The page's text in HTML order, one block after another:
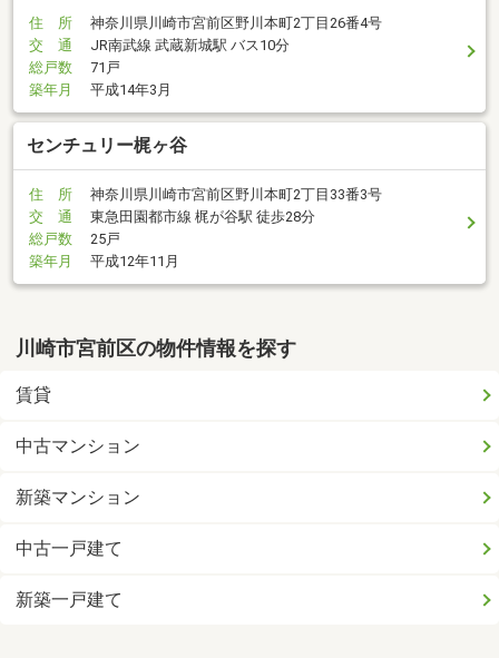
住 所
神奈川県川崎市宮前区野川本町2丁目26番4号
交 通
JR南武線 武蔵新城駅 バス10分
総戸数
71戸
築年月
平成14年3月
センチュリー梶ヶ谷
住 所
神奈川県川崎市宮前区野川本町2丁目33番3号
交 通
東急田園都市線 梶が谷駅 徒歩28分
総戸数
25戸
築年月
平成12年11月
川崎市宮前区の物件情報を探す
賃貸
中古マンション
新築マンション
中古一戸建て
新築一戸建て